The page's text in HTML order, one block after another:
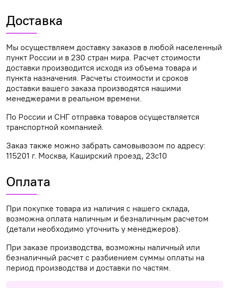
Доставка
Мы осуществляем доставку заказов в любой населенный
пункт России и в 230 стран мира. Расчет стоимости
доставки производится исходя из объема товара и
пункта назначения. Расчеты стоимости и сроков
доставки вашего заказа производятся нашими
менеджерами в реальном времени.
По России и СНГ отправка товаров осуществляется
транспортной компанией.
Заказ также можно забрать самовывозом по адресу:
115201 г. Москва, Каширский проезд, 23с10
Оплата
При покупке товара из наличия с нашего склада,
возможна оплата наличным и безналичным расчетом
(детали необходимо уточнить у менеджеров).
При заказе производства, возможны наличный или
безналичный расчет с разбиением суммы оплаты на
период производства и доставки по частям.